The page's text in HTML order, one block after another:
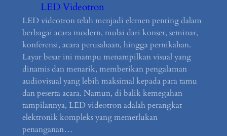
LED Videotron
LED videotron telah menjadi elemen penting dalam
berbagai acara modern, mulai dari konser, seminar,
konferensi, acara perusahaan, hingga pernikahan.
Layar besar ini mampu menampilkan visual yang
dinamis dan menarik, memberikan pengalaman
audiovisual yang lebih maksimal kepada para tamu
dan peserta acara. Namun, di balik kemegahan
tampilannya, LED videotron adalah perangkat
elektronik kompleks yang memerlukan
penanganan…